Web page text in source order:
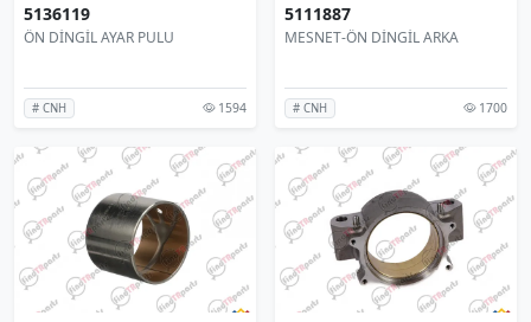
5136119
ÖN DİNGİL AYAR PULU
# CNH 1594
5111887
MESNET-ÖN DİNGİL ARKA
# CNH 1700